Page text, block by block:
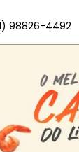
98826-4492